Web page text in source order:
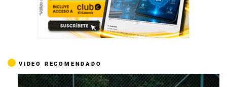
VIDEO RECOMENDADO